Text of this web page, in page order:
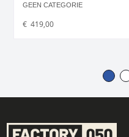
GEEN CATEGORIE
€ 419,00